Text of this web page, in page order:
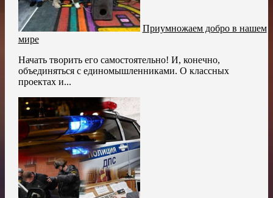
Приумножаем добро в нашем
мире
Начать творить его самостоятельно! И, конечно,
объединяться с единомышленниками. О классных
проектах и...